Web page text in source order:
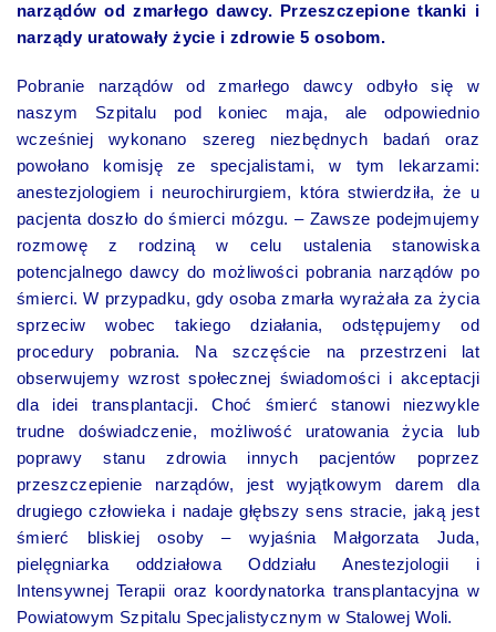
narządów od zmarłego dawcy. Przeszczepione tkanki i
narządy uratowały życie i zdrowie 5 osobom.
Pobranie narządów od zmarłego dawcy odbyło się w
naszym Szpitalu pod koniec maja, ale odpowiednio
wcześniej wykonano szereg niezbędnych badań oraz
powołano komisję ze specjalistami, w tym lekarzami:
anestezjologiem i neurochirurgiem, która stwierdziła, że u
pacjenta doszło do śmierci mózgu. – Zawsze podejmujemy
rozmowę z rodziną w celu ustalenia stanowiska
potencjalnego dawcy do możliwości pobrania narządów po
śmierci. W przypadku, gdy osoba zmarła wyrażała za życia
sprzeciw wobec takiego działania, odstępujemy od
procedury pobrania. Na szczęście na przestrzeni lat
obserwujemy wzrost społecznej świadomości i akceptacji
dla idei transplantacji. Choć śmierć stanowi niezwykle
trudne doświadczenie, możliwość uratowania życia lub
poprawy stanu zdrowia innych pacjentów poprzez
przeszczepienie narządów, jest wyjątkowym darem dla
drugiego człowieka i nadaje głębszy sens stracie, jaką jest
śmierć bliskiej osoby – wyjaśnia Małgorzata Juda,
pielęgniarka oddziałowa Oddziału Anestezjologii i
Intensywnej Terapii oraz koordynatorka transplantacyjna w
Powiatowym Szpitalu Specjalistycznym w Stalowej Woli.